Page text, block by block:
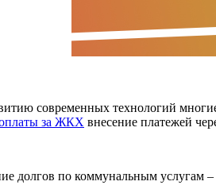
современных технологий
за ЖКХ внесение платежей
долгов по коммунальным услугам